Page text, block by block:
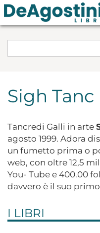
Sigh Tanc
Tancredi Galli in arte
agosto 1999. Adora
un fumetto prima o
web, con oltre 12,5
You- Tube e 400.00
davvero è il suo
I LIBRI